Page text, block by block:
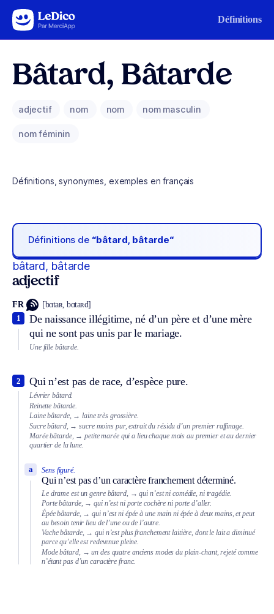
Aller au contenu Définitions
Bâtard, Bâtarde
adjectif nom nom nom masculin
nom féminin
Définitions, synonymes, exemples en français
Définitions de “bâtard, bâtarde“
bâtard, bâtarde
adjectif
FR [bɑtaʀ, bɑtaʀd]
De naissance illégitime, né d’un père et d’une mère
qui ne sont pas unis par le mariage.
1
Une fille bâtarde.
Qui n’est pas de race, d’espèce pure.
2
Lévrier bâtard.
Reinette bâtarde.
Laine bâtarde, → laine très grossière.
Sucre bâtard, → sucre moins pur, extrait du résidu d’un premier raffinage.
Marée bâtarde, → petite marée qui a lieu chaque mois au premier et au dernier
quartier de la lune.
Sens figuré.
Qui n’est pas d’un caractère franchement déterminé.
a
Le drame est un genre bâtard, → qui n’est ni comédie, ni tragédie.
Porte bâtarde, → qui n’est ni porte cochère ni porte d’aller.
Épée bâtarde, → qui n’est ni épée à une main ni épée à deux mains, et peut
au besoin tenir lieu de l’une ou de l’autre.
Vache bâtarde, → qui n’est plus franchement laitière, dont le lait a diminué
parce qu’elle est redevenue pleine.
Mode bâtard, → un des quatre anciens modes du plain-chant, rejeté comme
n’étant pas d’un caractère franc.